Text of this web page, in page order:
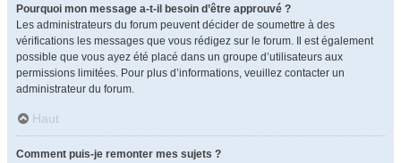
Pourquoi mon message a-t-il besoin d’être approuvé ?
Les administrateurs du forum peuvent décider de soumettre à des
vérifications les messages que vous rédigez sur le forum. Il est également
possible que vous ayez été placé dans un groupe d’utilisateurs aux
permissions limitées. Pour plus d’informations, veuillez contacter un
administrateur du forum.
Haut
Comment puis-je remonter mes sujets ?